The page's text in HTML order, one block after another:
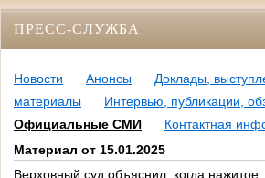
ПРЕСС-СЛУЖБА
Новости Анонсы
Доклады,
материалы
Интервью, публикации,
Официальные СМИ
Контактная
Материал от 15.01.2025
Верховный суд объяснил, когда нажитое